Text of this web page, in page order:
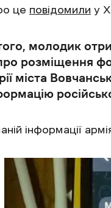
це повідомили у
молодик
розміщення
міста
інформації